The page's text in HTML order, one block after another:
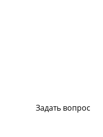
Задать вопрос